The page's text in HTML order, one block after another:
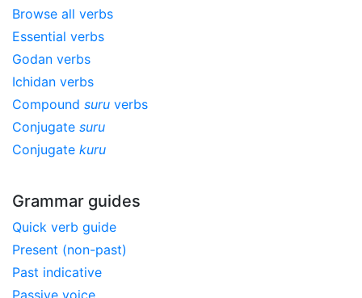
Browse all verbs
Essential verbs
Godan verbs
Ichidan verbs
Compound suru verbs
Conjugate suru
Conjugate kuru
Grammar guides
Quick verb guide
Present (non-past)
Past indicative
Passive voice